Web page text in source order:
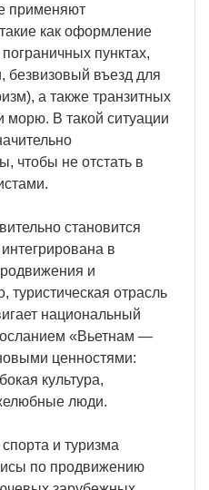
применяют
как оформление
пунктах,
безвизовый въезд для
а также транзитных
морю. В такой ситуации
чтобы не отстать в
становится
в
и
туристическая отрасль
национальный
«Вьетнам —
ценностями:
культура,
люди.
и туризма
по продвижению